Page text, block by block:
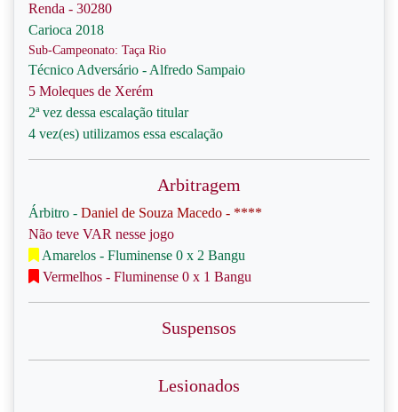
Renda - 30280
Carioca 2018
Sub-Campeonato: Taça Rio
Técnico Adversário - Alfredo Sampaio
5 Moleques de Xerém
2ª vez dessa escalação titular
4 vez(es) utilizamos essa escalação
Arbitragem
Árbitro - Daniel de Souza Macedo - ****
Não teve VAR nesse jogo
Amarelos - Fluminense 0 x 2 Bangu
Vermelhos - Fluminense 0 x 1 Bangu
Suspensos
Lesionados